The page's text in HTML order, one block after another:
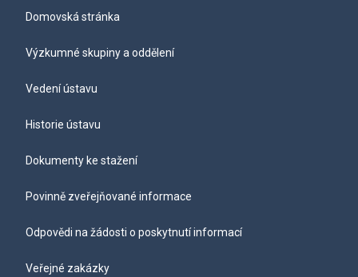
Domovská stránka
Výzkumné skupiny a oddělení
Vedení ústavu
Historie ústavu
Dokumenty ke stažení
Povinně zveřejňované informace
Odpovědi na žádosti o poskytnutí informací
Veřejné zakázky